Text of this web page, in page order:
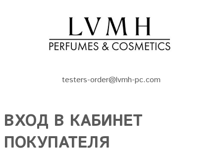
testers-order@lvmh-pc.com
ВХОД В КАБИНЕТ
ПОКУПАТЕЛЯ